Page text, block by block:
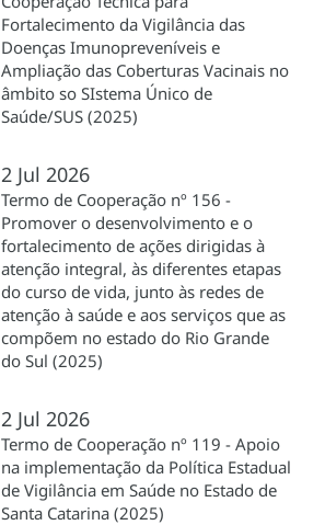
Fortalecimento da Vigilância das
Doenças Imunopreveníveis e
Ampliação das Coberturas Vacinais no
âmbito so SIstema Único de
Saúde/SUS (2025)
2 Jul 2026
Termo de Cooperação nº 156 -
Promover o desenvolvimento e o
fortalecimento de ações dirigidas à
atenção integral, às diferentes etapas
do curso de vida, junto às redes de
atenção à saúde e aos serviços que as
compõem no estado do Rio Grande
do Sul (2025)
2 Jul 2026
Termo de Cooperação nº 119 - Apoio
na implementação da Política Estadual
de Vigilância em Saúde no Estado de
Santa Catarina (2025)